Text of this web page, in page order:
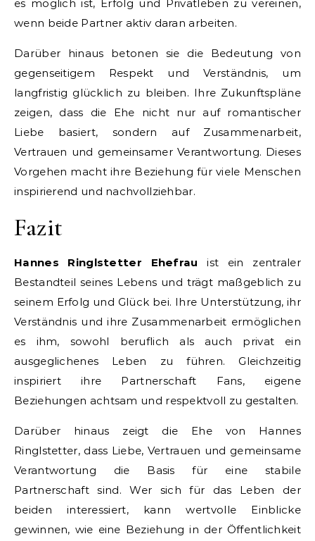
es möglich ist, Erfolg und Privatleben zu vereinen,
wenn beide Partner aktiv daran arbeiten.
Darüber hinaus betonen sie die Bedeutung von
gegenseitigem Respekt und Verständnis, um
langfristig glücklich zu bleiben. Ihre Zukunftspläne
zeigen, dass die Ehe nicht nur auf romantischer
Liebe basiert, sondern auf Zusammenarbeit,
Vertrauen und gemeinsamer Verantwortung. Dieses
Vorgehen macht ihre Beziehung für viele Menschen
inspirierend und nachvollziehbar.
Fazit
Hannes Ringlstetter Ehefrau ist ein zentraler
Bestandteil seines Lebens und trägt maßgeblich zu
seinem Erfolg und Glück bei. Ihre Unterstützung, ihr
Verständnis und ihre Zusammenarbeit ermöglichen
es ihm, sowohl beruflich als auch privat ein
ausgeglichenes Leben zu führen. Gleichzeitig
inspiriert ihre Partnerschaft Fans, eigene
Beziehungen achtsam und respektvoll zu gestalten.
Darüber hinaus zeigt die Ehe von Hannes
Ringlstetter, dass Liebe, Vertrauen und gemeinsame
Verantwortung die Basis für eine stabile
Partnerschaft sind. Wer sich für das Leben der
beiden interessiert, kann wertvolle Einblicke
gewinnen, wie eine Beziehung in der Öffentlichkeit